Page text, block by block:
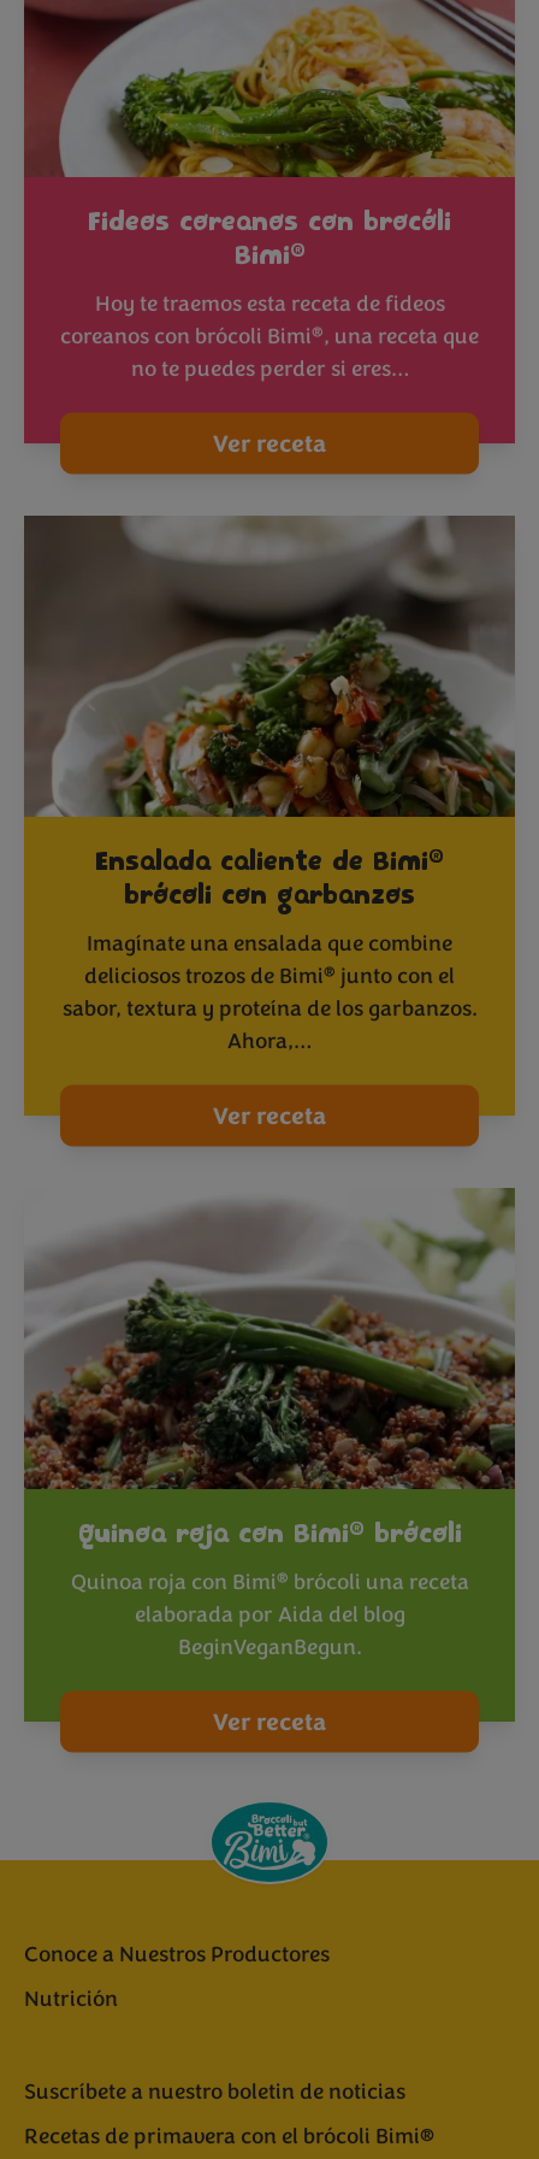
Fideos coreanos con brocóli
Bimi®
Hoy te traemos esta receta de fideos
coreanos con brócoli Bimi®, una receta que
no te puedes perder si eres…
Ver receta
Ensalada caliente de Bimi®
brócoli con garbanzos
Imagínate una ensalada que combine
deliciosos trozos de Bimi® junto con el
sabor, textura y proteína de los garbanzos.
Ahora,…
Ver receta
Quinoa roja con Bimi® brócoli
Quinoa roja con Bimi® brócoli una receta
elaborada por Aida del blog
BeginVeganBegun.
Ver receta
Conoce a Nuestros Productores
Nutrición
Suscríbete a nuestro boletin de noticias
Recetas de primavera con el brócoli Bimi®